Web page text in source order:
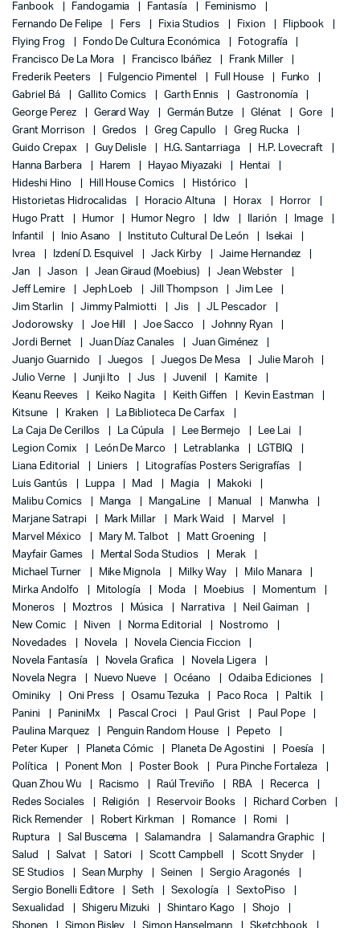
Fanbook
Fandogamia Fantasía
Feminismo
Fernando De Felipe
Fers Fixia Studios Fixion
Flipbook
Flying Frog
Fondo De Cultura Económica
Fotografía
Francisco De La Mora
Francisco Ibáñez
Frank Miller
Frederik Peeters
Fulgencio Pimentel Full House
Funko
Gabriel Bá
Gallito Comics Garth Ennis
Gastronomía
George Perez
Gerard Way Germán Butze Glénat
Gore
Grant Morrison
Gredos Greg Capullo
Greg Rucka
Guido Crepax
Guy Delisle H.G. Santarriaga
H.P. Lovecraft
Hanna Barbera
Harem Hayao Miyazaki
Hentai
Hideshi Hino
Hill House Comics
Histórico
Historietas Hidrocalidas
Horacio Altuna Horax
Horror
Hugo Pratt
Humor Humor Negro Idw Ilarión
Image
Infantil
Inio Asano Instituto Cultural De León
Isekai
Ivrea
Izdení D. Esquivel Jack Kirby
Jaime Hernandez
Jan
Jason Jean Giraud (Moebius)
Jean Webster
Jeff Lemire
Jeph Loeb Jill Thompson
Jim Lee
Jim Starlin
Jimmy Palmiotti Jis
JL Pescador
Jodorowsky
Joe Hill Joe Sacco
Johnny Ryan
Jordi Bernet
Juan Díaz Canales
Juan Giménez
Juanjo Guarnido
Juegos Juegos De Mesa
Julie Maroh
Julio Verne
Junji Ito Jus Juvenil
Kamite
Keanu Reeves
Keiko Nagita Keith Giffen
Kevin Eastman
Kitsune
Kraken
La Biblioteca De Carfax
La Caja De Cerillos
La Cúpula Lee Bermejo
Lee Lai
Legion Comix
León De Marco Letrablanka
LGTBIQ
Liana Editorial
Liniers
Litografías Posters Serigrafías
Luis Gantús
Luppa Mad Magia
Makoki
Malibu Comics
Manga MangaLine Manual
Manwha
Marjane Satrapi
Mark Millar Mark Waid
Marvel
Marvel México
Mary M. Talbot
Matt Groening
Mayfair Games
Mental Soda Studios
Merak
Michael Turner
Mike Mignola Milky Way
Milo Manara
Mirka Andolfo
Mitología Moda Moebius
Momentum
Moneros
Moztros Música Narrativa
Neil Gaiman
New Comic
Niven Norma Editorial
Nostromo
Novedades
Novela
Novela Ciencia Ficcion
Novela Fantasía
Novela Grafica
Novela Ligera
Novela Negra
Nuevo Nueve Océano
Odaiba Ediciones
Ominiky
Oni Press Osamu Tezuka Paco Roca
Paltik
Panini
PaniniMx Pascal Croci Paul Grist
Paul Pope
Paulina Marquez
Penguin Random House
Pepeto
Peter Kuper
Planeta Cómic Planeta De Agostini
Poesía
Política
Ponent Mon Poster Book
Pura Pinche Fortaleza
Quan Zhou Wu
Racismo Raúl Treviño RBA
Recerca
Redes Sociales
Religión Reservoir Books
Richard Corben
Rick Remender
Robert Kirkman Romance
Romi
Ruptura
Sal Buscema Salamandra
Salamandra Graphic
Salud
Salvat Satori Scott Campbell
Scott Snyder
SE Studios
Sean Murphy Seinen
Sergio Aragonés
Sergio Bonelli Editore
Seth Sexología
SextoPiso
Sexualidad
Shigeru Mizuki Shintaro Kago
Shojo
Shonen
Simon Bisley Simon Hanselmann Sketchbook